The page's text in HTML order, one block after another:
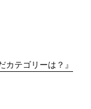
テゴリーは？』